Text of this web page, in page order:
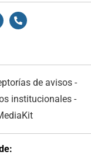
de avisos -
institucionales -